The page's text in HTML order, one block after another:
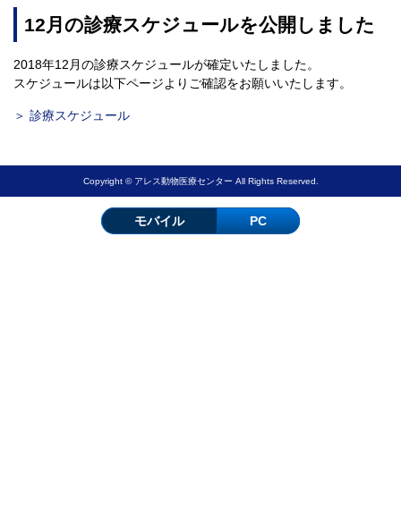
12月の診療スケジュールを公開しました
2018年12月の診療スケジュールが確定いたしました。
スケジュールは以下ページよりご確認をお願いいたします。
＞ 診療スケジュール
Copyright © アレス動物医療センター All Rights Reserved.
モバイル PC